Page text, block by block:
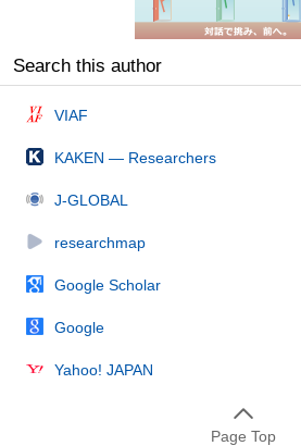
Search this author
VIAF
KAKEN — Researchers
J-GLOBAL
researchmap
Google Scholar
Google
Yahoo! JAPAN
Page Top